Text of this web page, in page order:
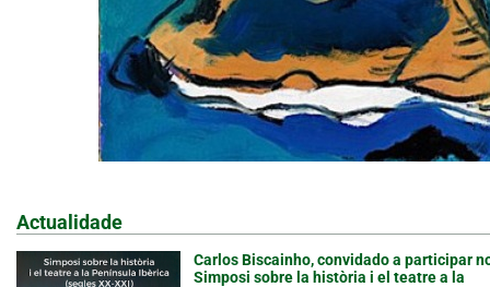
Actualidade
Carlos Biscainho, convidado a participar
Simposi sobre la història i el teatre a la